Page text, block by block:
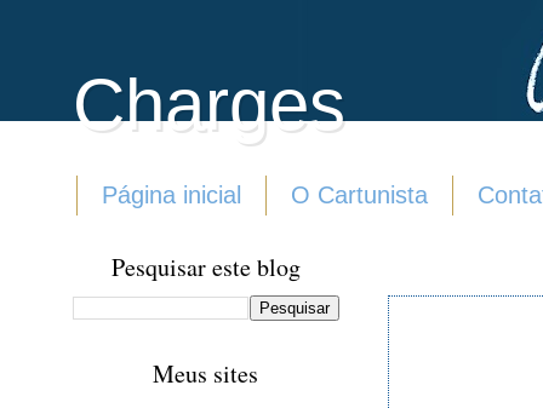
Charges
Página inicial O Cartunista
Pesquisar este blog
Meus sites